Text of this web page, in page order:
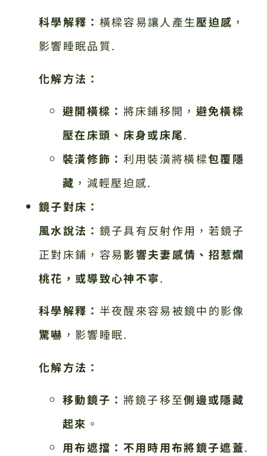
科學解釋： 橫樑容易讓人產生壓迫感 ，
影響睡眠品質.
化解方法：
避開橫樑： 將床鋪移開， 避免橫樑
壓在床頭、床身或床尾.
裝潢修飾： 利用裝潢將橫樑包覆隱
藏 ，減輕壓迫感.
鏡子對床：
風水說法： 鏡子具有反射作用，若鏡子
正對床鋪，容易影響夫妻感情、招惹爛
桃花，或導致心神不寧.
科學解釋： 半夜醒來容易被鏡中的影像
驚嚇 ，影響睡眠.
化解方法：
移動鏡子： 將鏡子移至側邊或隱藏
起來 。
用布遮擋： 不用時用布將鏡子遮蓋.